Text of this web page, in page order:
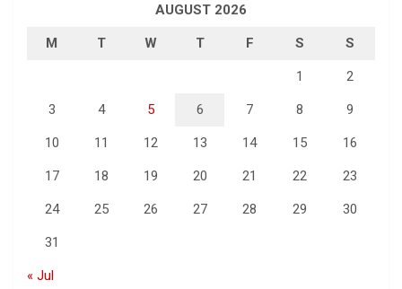
AUGUST 2026
M T W T F S S
1 2
3 4 5 6 7 8 9
10 11 12 13 14 15 16
17 18 19 20 21 22 23
24 25 26 27 28 29 30
31
« Jul